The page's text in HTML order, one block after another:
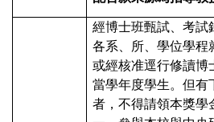
經博士班甄試、考試
各系、所、學位學程
或經核准逕行修讀博
當學年度學生。但有
者，不得請領本獎學